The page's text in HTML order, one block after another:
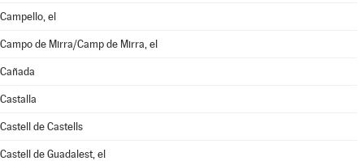
Campello, el
Campo de Mirra/Camp de Mirra, el
Cañada
Castalla
Castell de Castells
Castell de Guadalest, el